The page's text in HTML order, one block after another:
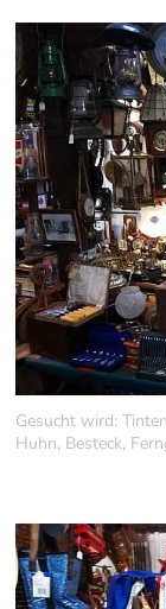
Gesucht wird:
Huhn, Besteck,